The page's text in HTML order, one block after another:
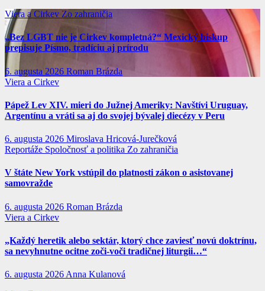
Viera a Cirkev Zo zahraničia
„Bez LGBT nie je Cirkev kompletná?“ Mexický biskup
prepisuje Písmo, tradíciu aj prírodu
6. augusta 2026 Roman Brázda
Viera a Cirkev
Pápež Lev XIV. mieri do Južnej Ameriky: Navštívi Uruguay,
Argentínu a vráti sa aj do svojej bývalej diecézy v Peru
6. augusta 2026 Miroslava Hricová-Jurečková
Reportáže Spoločnosť a politika Zo zahraničia
V štáte New York vstúpil do platnosti zákon o asistovanej
samovražde
6. augusta 2026 Roman Brázda
Viera a Cirkev
„Každý heretik alebo sektár, ktorý chce zaviesť novú doktrínu,
sa nevyhnutne ocitne zoči-voči tradičnej liturgii…“
6. augusta 2026 Anna Kulanová